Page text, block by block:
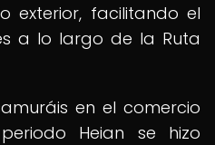
exterior, facilitando el
a lo largo de la Ruta
en el comercio
Heian se hizo